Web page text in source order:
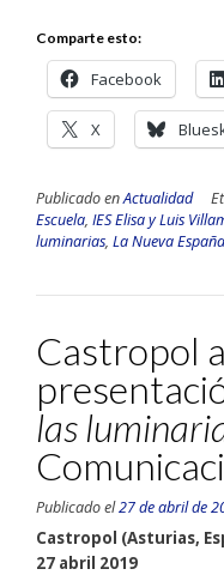
Comparte esto:
Facebook
X
Publicado enActualidad
Escuela, IES Elisa y Luis
luminarias, La Nueva España
Castropol
las
Publicado el27 de abril de
Castropol (Asturias,
27 abril 2019